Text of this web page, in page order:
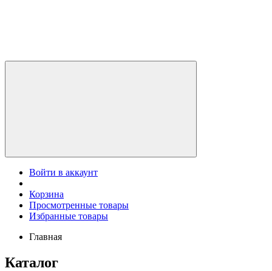
Войти в аккаунт
Корзина
Просмотренные товары
Избранные товары
Главная
Каталог